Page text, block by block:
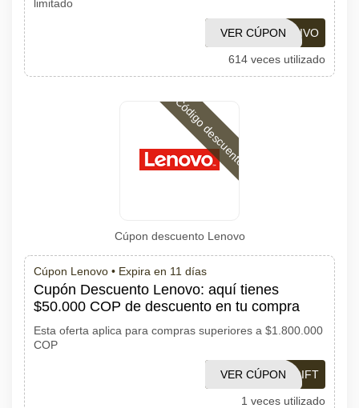
limitado
EXCLUSIVO
VER CÚPON
614 veces utilizado
Código descuento
Cúpon descuento Lenovo
Cúpon Lenovo • Expira en 11 días
Cupón Descuento Lenovo: aquí tienes
$50.000 COP de descuento en tu compra
Esta oferta aplica para compras superiores a $1.800.000
COP
LNVGIFT
VER CÚPON
1 veces utilizado